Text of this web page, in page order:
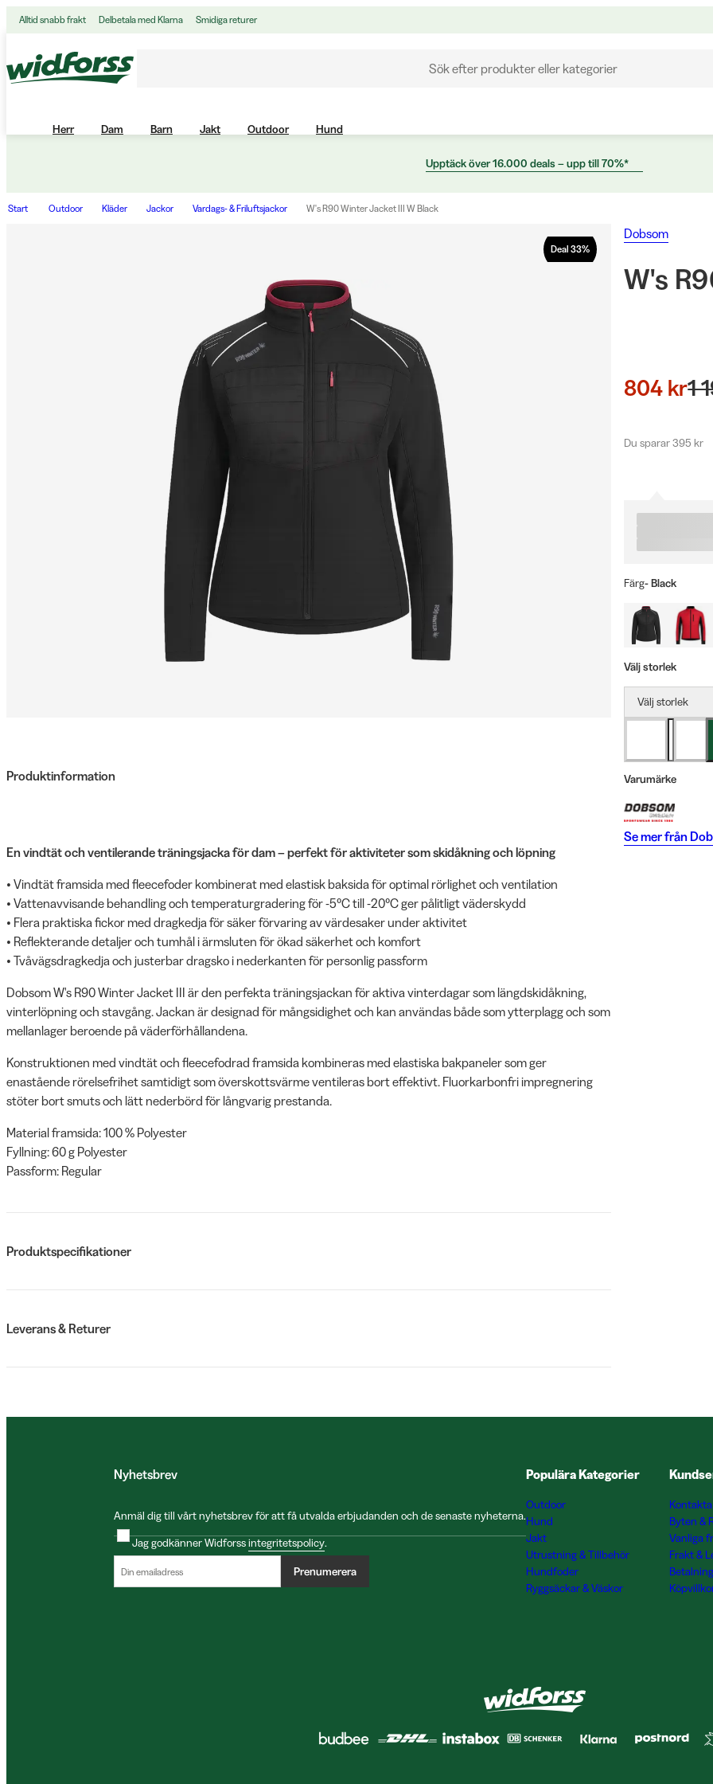
Alltid snabb frakt Delbetala med Klarna Smidiga returer
Sök efter produkter eller kategorier
Herr Dam Barn Jakt Outdoor Hund
Upptäck över 16.000 deals – upp till 70%*
Start Outdoor Kläder Jackor Vardags- & Friluftsjackor W's R90 Winter Jacket III W Black
Deal 33%
Produktinformation
En vindtät och ventilerande träningsjacka för dam – perfekt för aktiviteter som skidåkning och löpning
• Vindtät framsida med fleecefoder kombinerat med elastisk baksida för optimal rörlighet och ventilation
• Vattenavvisande behandling och temperaturgradering för -5°C till -20°C ger pålitligt väderskydd
• Flera praktiska fickor med dragkedja för säker förvaring av värdesaker under aktivitet
• Reflekterande detaljer och tumhål i ärmsluten för ökad säkerhet och komfort
• Tvåvägsdragkedja och justerbar dragsko i nederkanten för personlig passform
Dobsom W's R90 Winter Jacket III är den perfekta träningsjackan för aktiva vinterdagar som längdskidåkning,
vinterlöpning och stavgång. Jackan är designad för mångsidighet och kan användas både som ytterplagg och som
mellanlager beroende på väderförhållandena.
Konstruktionen med vindtät och fleecefodrad framsida kombineras med elastiska bakpaneler som ger
enastående rörelsefrihet samtidigt som överskottsvärme ventileras bort effektivt. Fluorkarbonfri impregnering
stöter bort smuts och lätt nederbörd för långvarig prestanda.
Material framsida: 100 % Polyester
Fyllning: 60 g Polyester
Passform: Regular
Produktspecifikationer
Leverans & Returer
Dobsom
W's
804 kr1
Du sparar 395 kr
Färg- Black
Välj storlek
Välj storlek
Varumärke
Se mer från
Nyhetsbrev
Anmäl dig till vårt nyhetsbrev för att få utvalda erbjudanden och de senaste nyheterna.
Jag godkänner Widforssintegritetspolicy.
Prenumerera
Populära Kategorier
Outdoor
Hund
Jakt
Utrustning & Tillbehör
Hundfoder
Ryggsäckar & Väskor
Byten &
Vanliga
Frakt &
Betalning